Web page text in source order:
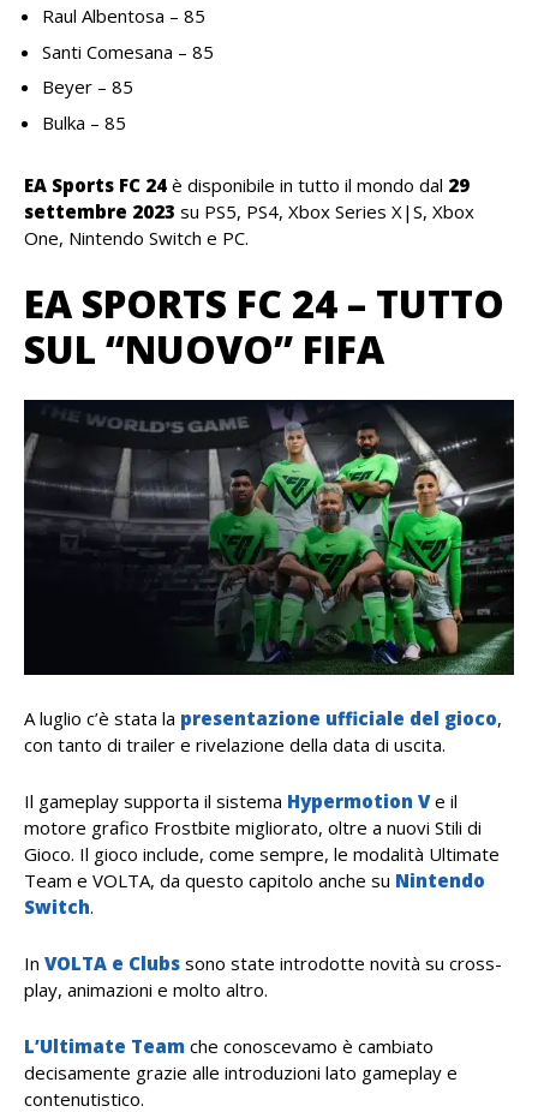
Raul Albentosa – 85
Santi Comesana – 85
Beyer – 85
Bulka – 85
EA Sports FC 24 è disponibile in tutto il mondo dal 29
settembre 2023 su PS5, PS4, Xbox Series X|S, Xbox
One, Nintendo Switch e PC.
EA SPORTS FC 24 – TUTTO
SUL “NUOVO” FIFA
A luglio c’è stata la presentazione ufficiale del gioco,
con tanto di trailer e rivelazione della data di uscita.
Il gameplay supporta il sistema Hypermotion Ve il
motore grafico Frostbite migliorato, oltre a nuovi Stili di
Gioco. Il gioco include, come sempre, le modalità Ultimate
Team e VOLTA, da questo capitolo anche su Nintendo
Switch.
In VOLTA e Clubs sono state introdotte novità su cross-
play, animazioni e molto altro.
L’Ultimate Team che conoscevamo è cambiato
decisamente grazie alle introduzioni lato gameplay e
contenutistico.